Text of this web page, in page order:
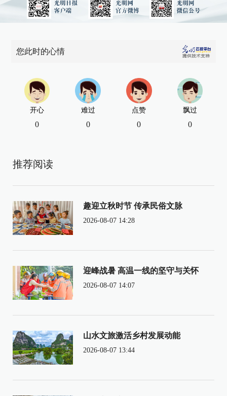
您此时的心情
开心
0
难过
0
点赞
0
飘过
0
推荐阅读
趣迎立秋时节 传承民俗文脉
2026-08-07 14:28
迎峰战暑 高温一线的坚守与关怀
2026-08-07 14:07
山水文旅激活乡村发展动能
2026-08-07 13:44